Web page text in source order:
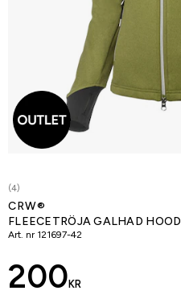
(4)
CRW®
FLEECETRÖJA GALHAD HOOD
Art. nr 121697-42
200 KR